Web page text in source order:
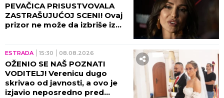
PEVAČICA PRISUSTVOVALA
ZASTRAŠUJUĆOJ SCENI! Ovaj
prizor ne može da izbriše iz
ESTRADA 15:30 08.08.2026
OŽENIO SE NAŠ POZNATI
VODITELJ! Verenicu dugo
skrivao od javnosti, a ovo je
izjavio neposredno pred